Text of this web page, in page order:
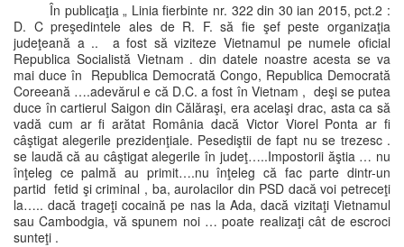
În publicaţia „ Linia fierbinte nr. 322 din 30 ian 2015, pct.2 :
D. C preşedintele ales de R. F. să fie şef peste organizaţia
judeţeană a .. a fost să viziteze Vietnamul pe numele oficial
Republica Socialistă Vietnam . din datele noastre acesta se va
mai duce în Republica Democrată Congo, Republica Democrată
Coreeană ….adevărul e că D.C. a fost în Vietnam , deşi se putea
duce în cartierul Saigon din Călăraşi, era acelaşi drac, asta ca să
vadă cum ar fi arătat România dacă Victor Viorel Ponta ar fi
câştigat alegerile prezidenţiale. Pesediştii de fapt nu se trezesc .
se laudă că au câştigat alegerile în judeţ…..Impostorii ăştia … nu
înţeleg ce palmă au primit….nu înţeleg că fac parte dintr-un
partid fetid şi criminal , ba, aurolacilor din PSD dacă voi petreceţi
la….. dacă trageţi cocaină pe nas la Ada, dacă vizitaţi Vietnamul
sau Cambodgia, vă spunem noi … poate realizaţi cât de escroci
sunteţi .